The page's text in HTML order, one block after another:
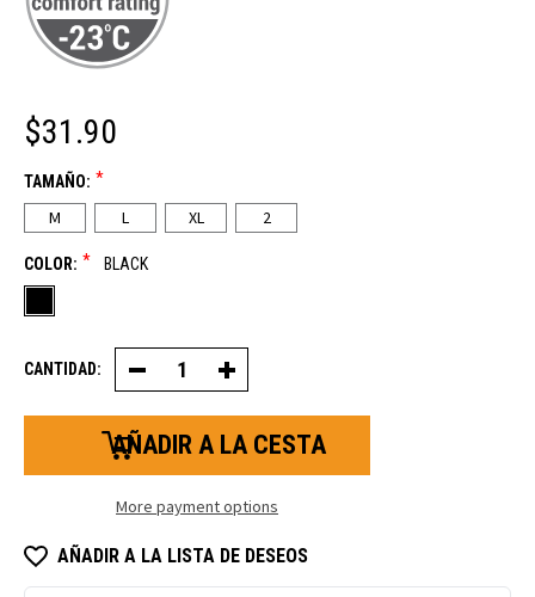
$31.90
TAMAÑO: *
M L XL 2
COLOR: * BLACK
CANTIDAD: Decrease
Quantity
of
Grip
Gladiator
Increase
Quantity
of
Gladiator
More payment options
AÑADIR A LA LISTA DE DESEOS